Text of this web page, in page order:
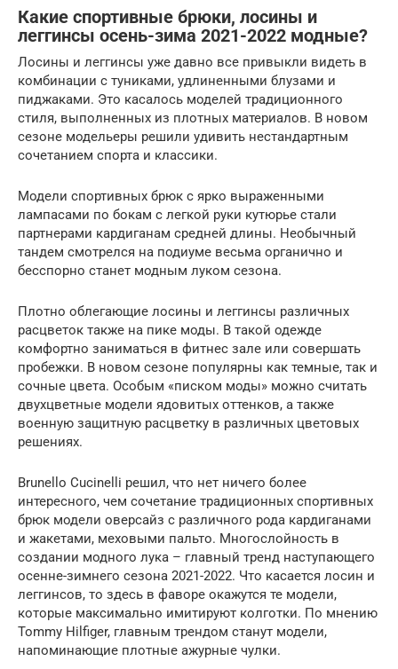
Какие спортивные брюки, лосины и
леггинсы осень-зима 2021-2022 модные?
Лосины и леггинсы уже давно все привыкли видеть в
комбинации с туниками, удлиненными блузами и
пиджаками. Это касалось моделей традиционного
стиля, выполненных из плотных материалов. В новом
сезоне модельеры решили удивить нестандартным
сочетанием спорта и классики.
Модели спортивных брюк с ярко выраженными
лампасами по бокам с легкой руки кутюрье стали
партнерами кардиганам средней длины. Необычный
тандем смотрелся на подиуме весьма органично и
бесспорно станет модным луком сезона.
Плотно облегающие лосины и леггинсы различных
расцветок также на пике моды. В такой одежде
комфортно заниматься в фитнес зале или совершать
пробежки. В новом сезоне популярны как темные, так и
сочные цвета. Особым «писком моды» можно считать
двухцветные модели ядовитых оттенков, а также
военную защитную расцветку в различных цветовых
решениях.
Brunello Cucinelli решил, что нет ничего более
интересного, чем сочетание традиционных спортивных
брюк модели оверсайз с различного рода кардиганами
и жакетами, меховыми пальто. Многослойность в
создании модного лука – главный тренд наступающего
осенне-зимнего сезона 2021-2022. Что касается лосин и
леггинсов, то здесь в фаворе окажутся те модели,
которые максимально имитируют колготки. По мнению
Tommy Hilfiger, главным трендом станут модели,
напоминающие плотные ажурные чулки.